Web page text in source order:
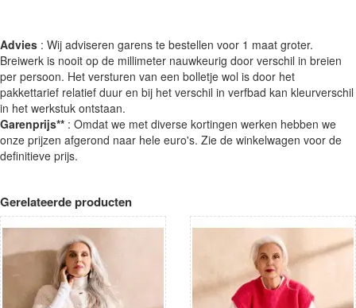
Advies : Wij adviseren garens te bestellen voor 1 maat groter.
Breiwerk is nooit op de millimeter nauwkeurig door verschil in breien
per persoon. Het versturen van een bolletje wol is door het
pakkettarief relatief duur en bij het verschil in verfbad kan kleurverschil
in het werkstuk ontstaan.
Garenprijs** : Omdat we met diverse kortingen werken hebben we
onze prijzen afgerond naar hele euro's. Zie de winkelwagen voor de
definitieve prijs.
Gerelateerde producten